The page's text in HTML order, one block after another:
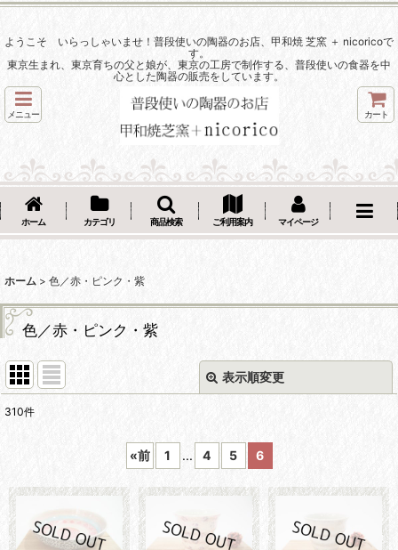
ようこそ いらっしゃいませ！普段使いの陶器のお店、甲和焼 芝窯 ＋ nicoricoで
す。
東京生まれ、東京育ちの父と娘が、東京の工房で制作する、普段使いの食器を中
心とした陶器の販売をしています。
メニュー カート
ホーム カテゴリ 商品検索 ご利用案内 マイページ
ホーム > 色／赤・ピンク・紫
色／赤・ピンク・紫
表示順変更
絞り込む
310件
«前 1 ... 4 5 6